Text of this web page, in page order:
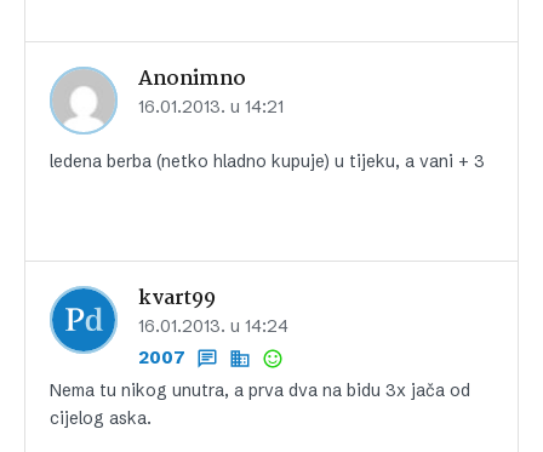
Anonimno
16.01.2013. u 14:21
ledena berba (netko hladno kupuje) u tijeku, a vani + 3
kvart99
16.01.2013. u 14:24
2007
Nema tu nikog unutra, a prva dva na bidu 3x jača od
cijelog aska.